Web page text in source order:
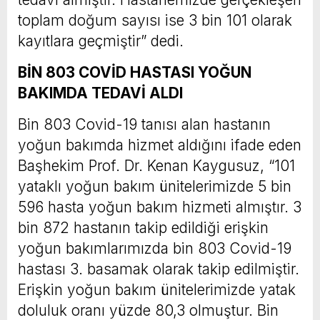
toplam doğum sayısı ise 3 bin 101 olarak
kayıtlara geçmiştir” dedi.
BİN 803 COVİD HASTASI YOĞUN
BAKIMDA TEDAVİ ALDI
Bin 803 Covid-19 tanısı alan hastanın
yoğun bakımda hizmet aldığını ifade eden
Başhekim Prof. Dr. Kenan Kaygusuz, “101
yataklı yoğun bakım ünitelerimizde 5 bin
596 hasta yoğun bakım hizmeti almıştır. 3
bin 872 hastanın takip edildiği erişkin
yoğun bakımlarımızda bin 803 Covid-19
hastası 3. basamak olarak takip edilmiştir.
Erişkin yoğun bakım ünitelerimizde yatak
doluluk oranı yüzde 80,3 olmuştur. Bin